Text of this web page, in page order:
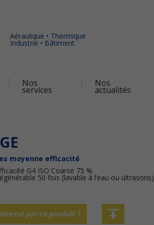
Aéraulique • Thermique
Industrie • Bâtiment
Nos
services
Nos
actualités
moyenne efficacité
G4 ISO Coarse 75 %
50 fois (lavable à l’eau ou ultrasons)
par ce produit ?